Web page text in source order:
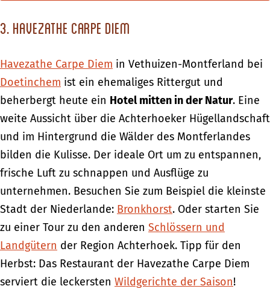
3. Havezathe Carpe Diem
Havezathe Carpe Diem in Vethuizen-Montferland bei
Doetinchem ist ein ehemaliges Rittergut und
beherbergt heute ein Hotel mitten in der Natur. Eine
weite Aussicht über die Achterhoeker Hügellandschaft
und im Hintergrund die Wälder des Montferlandes
bilden die Kulisse. Der ideale Ort um zu entspannen,
frische Luft zu schnappen und Ausflüge zu
unternehmen. Besuchen Sie zum Beispiel die kleinste
Stadt der Niederlande: Bronkhorst. Oder starten Sie
zu einer Tour zu den anderen Schlössern und
Landgütern der Region Achterhoek. Tipp für den
Herbst: Das Restaurant der Havezathe Carpe Diem
serviert die leckersten Wildgerichte der Saison!